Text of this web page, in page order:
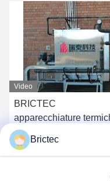
Video
BRICTEC
apparecchiature
a combustibile
di olio pesante
commutabile per il
Ora Chiacchieri
Brictec